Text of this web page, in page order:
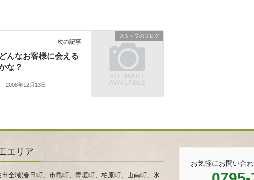
スタッフのブログ
次の記事
どんなお客様に会える
な？
2008年12月13日
エリア
市全域(春日町、市島町、青垣町、柏原町、山南町、氷
お気軽にお問い合わ